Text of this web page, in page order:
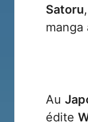
Satoru
manga
Au
édite